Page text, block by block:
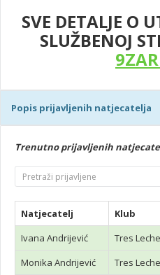
SVE DETALJE O
SLUŽBENOJ
Popis prijavljenih natjecatelja
Trenutno prijavljenih
Natjecatelj Klub
Ivana Andrijević
Tres
Monika Andrijević
Tres